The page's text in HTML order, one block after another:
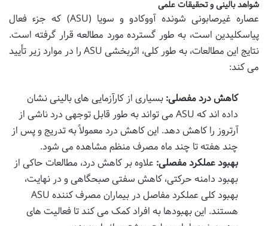
شواهد بالینی و تحقیقات علمی
عصاره غیرصابونی شونده آووکادو و سویا (ASU) که جزء فعال
پیاسکلیدین است، به طور گسترده مورد مطالعه قرار گرفته است.
نتایج این مطالعات، به طور کلی، اثربخشی ASU را در موارد زیر تأیید
می کند:
کاهش درد مفصلی: بسیاری از کارآزمایی های بالینی نشان
داده اند که ASU می تواند به طور قابل توجهی درد ناشی از
آرتروز را کاهش دهد. این کاهش درد معمولاً به تدریج و پس از
چند هفته تا چند ماه مصرف منظم مشاهده می شود.
بهبود عملکرد مفصلی: علاوه بر کاهش درد، مطالعات حاکی از
بهبود دامنه حرکتی، کاهش سفتی صبحگاهی و در نهایت،
بهبود کلی عملکرد مفاصل در بیماران مصرف کننده ASU
هستند. این بهبودها به افراد کمک می کند تا فعالیت های